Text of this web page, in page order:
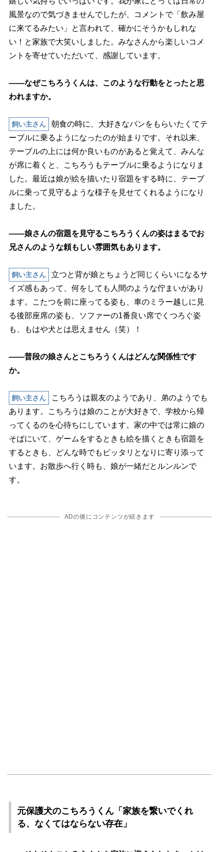
風景なので気づきませんでしたが、コメントで「飲み屋
に来てるみたい」と言われて、確かにそうかもしれな
い！と家族で大笑いしました。みなさんから楽しいコメ
ントを寄せていただいて、感謝しています。
――なぜこちろうくんは、このような行動をとったと思
われますか。
飼い主さん
朝食の時に、大好きなパンをもらいたくてテ
ーブルに乗るようになったのが始まりです。それ以来、
テーブルの上には何か良いものがあると覚えて、みんな
が席に着くと、こちろうもテーブルに乗るようになりま
した。最近は娘が絵を描いたり宿題をする時に、テーブ
ルに乗って見守るような様子を見せてくれるようになり
ました。
――娘さんの宿題を見守るこちろうくんの姿はまるでお
兄さんのような頼もしい雰囲気もあります。
飼い主さん
立つと背が娘とちょうど同じくらいになるサ
イズ感もあって、何をしても人間のような佇まいがあり
ます。こたつを前に座ってる姿も、車のミラー越しに見
る後部座席の姿も、ソファーの1番良い席でくつろぐ姿
も、もはや犬とは思えません（笑）！
――普段の娘さんとこちろうくんはどんな関係性です
か。
飼い主さん
こちろうは親友のようであり、弟のようでも
あります。こちろうは娘のことが大好きで、学校から帰
ってくるのを心待ちにしています。家の中では常に娘の
そばにいて、ゲームをするときも絵を描くときも宿題を
するときも、どんな時でもピッタリとなりに寄り添って
います。お散歩へ行く時も、娘が一緒だとルンルンで
す。
ADの後にコンテンツが続きます
元保護犬のこちろうくん「家族を繋いでくれ
る、なくてはならない存在」